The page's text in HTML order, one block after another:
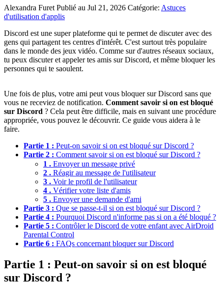
Alexandra Furet Publié au Jul 21, 2026 Catégorie: Astuces
d'utilisation d'applis
Discord est une super plateforme qui te permet de discuter avec des
gens qui partagent tes centres d'intérêt. C'est surtout très populaire
dans le monde des jeux vidéo. Comme sur d'autres réseaux sociaux,
tu peux discuter et appeler tes amis sur Discord, et même bloquer les
personnes qui te saoulent.
Une fois de plus, votre ami peut vous bloquer sur Discord sans que
vous ne receviez de notification. Comment savoir si on est bloqué
sur Discord ? Cela peut être difficile, mais en suivant une procédure
appropriée, vous pouvez le découvrir. Ce guide vous aidera à le
faire.
Partie 1 : Peut-on savoir si on est bloqué sur Discord ?
Partie 2 : Comment savoir si on est bloqué sur Discord ?
1 . Envoyer un message privé
2 . Réagir au message de l'utilisateur
3 . Voir le profil de l'utilisateur
4 . Vérifier votre liste d'amis
5 . Envoyer une demande d'ami
Partie 3 : Que se passe-t-il si on est bloqué sur Discord ?
Partie 4 : Pourquoi Discord n'informe pas si on a été bloqué ?
Partie 5 : Contrôler le Discord de votre enfant avec AirDroid
Parental Control
Partie 6 : FAQs concernant bloquer sur Discord
Partie 1 : Peut-on savoir si on est bloqué
sur Discord ?